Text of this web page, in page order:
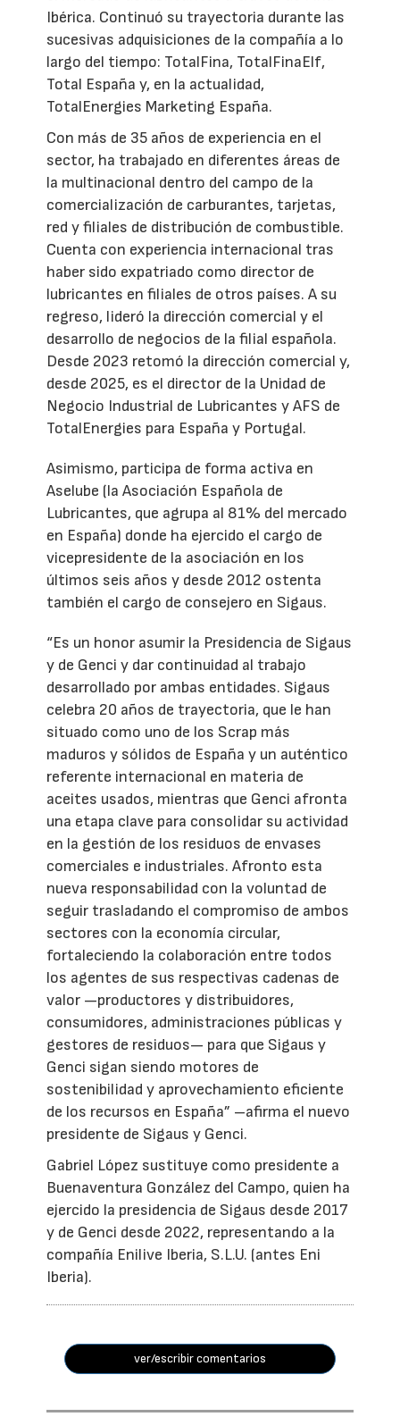
Ibérica. Continuó su trayectoria durante las
sucesivas adquisiciones de la compañía a lo
largo del tiempo: TotalFina, TotalFinaElf,
Total España y, en la actualidad,
TotalEnergies Marketing España.
Con más de 35 años de experiencia en el
sector, ha trabajado en diferentes áreas de
la multinacional dentro del campo de la
comercialización de carburantes, tarjetas,
red y filiales de distribución de combustible.
Cuenta con experiencia internacional tras
haber sido expatriado como director de
lubricantes en filiales de otros países. A su
regreso, lideró la dirección comercial y el
desarrollo de negocios de la filial española.
Desde 2023 retomó la dirección comercial y,
desde 2025, es el director de la Unidad de
Negocio Industrial de Lubricantes y AFS de
TotalEnergies para España y Portugal.
Asimismo, participa de forma activa en
Aselube (la Asociación Española de
Lubricantes, que agrupa al 81% del mercado
en España) donde ha ejercido el cargo de
vicepresidente de la asociación en los
últimos seis años y desde 2012 ostenta
también el cargo de consejero en Sigaus.
“Es un honor asumir la Presidencia de Sigaus
y de Genci y dar continuidad al trabajo
desarrollado por ambas entidades. Sigaus
celebra 20 años de trayectoria, que le han
situado como uno de los Scrap más
maduros y sólidos de España y un auténtico
referente internacional en materia de
aceites usados, mientras que Genci afronta
una etapa clave para consolidar su actividad
en la gestión de los residuos de envases
comerciales e industriales. Afronto esta
nueva responsabilidad con la voluntad de
seguir trasladando el compromiso de ambos
sectores con la economía circular,
fortaleciendo la colaboración entre todos
los agentes de sus respectivas cadenas de
valor —productores y distribuidores,
consumidores, administraciones públicas y
gestores de residuos— para que Sigaus y
Genci sigan siendo motores de
sostenibilidad y aprovechamiento eficiente
de los recursos en España” –afirma el nuevo
presidente de Sigaus y Genci.
Gabriel López sustituye como presidente a
Buenaventura González del Campo, quien ha
ejercido la presidencia de Sigaus desde 2017
y de Genci desde 2022, representando a la
compañía Enilive Iberia, S.L.U. (antes Eni
Iberia).
ver/escribir comentarios